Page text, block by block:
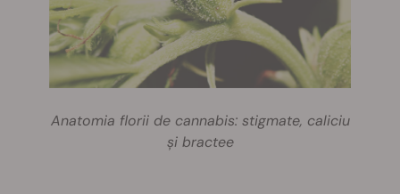
Anatomia florii de cannabis: stigmate, caliciu
și bractee